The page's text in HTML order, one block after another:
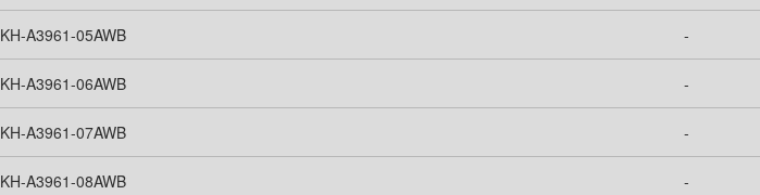
KH-A3961-05AWB -
KH-A3961-06AWB -
KH-A3961-07AWB -
KH-A3961-08AWB -